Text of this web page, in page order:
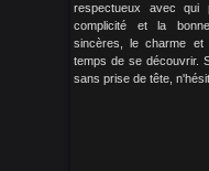
respectueux avec qui
complicité et la
sincères, le charme et
temps de se découvrir.
sans prise de tête,